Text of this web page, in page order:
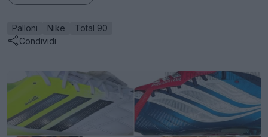
Palloni Nike
Total 90
Condividi